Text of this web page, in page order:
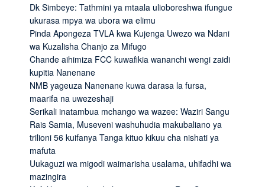
Dk Simbeye: Tathmini ya mtaala ulioboreshwa ifungue
ukurasa mpya wa ubora wa elimu
Pinda Apongeza TVLA kwa Kujenga Uwezo wa Ndani
wa Kuzalisha Chanjo za Mifugo
Chande aihimiza FCC kuwafikia wananchi wengi zaidi
kupitia Nanenane
NMB yageuza Nanenane kuwa darasa la fursa,
maarifa na uwezeshaji
Serikali inatambua mchango wa wazee: Waziri Sangu
Rais Samia, Museveni washuhudia makubaliano ya
trilioni 56 kuifanya Tanga kituo kikuu cha nishati ya
mafuta
Uukaguzi wa migodi waimarisha usalama, uhifadhi wa
mazingira